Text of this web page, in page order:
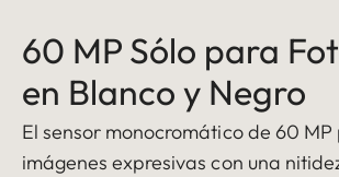
60 MP Sólo para
en Blanco y Negro
El sensor monocromático de 60
imágenes expresivas con una